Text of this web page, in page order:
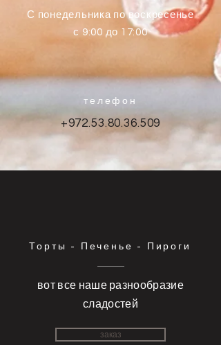
С понедельника по воскресенье
с 9:00 до 17:00
телефон
+972.53.80.36.509
Торты - Печенье - Пироги
вот все наше разнообразие
сладостей
заказ